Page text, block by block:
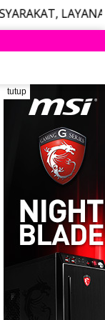
Interoperabilitas
tutup